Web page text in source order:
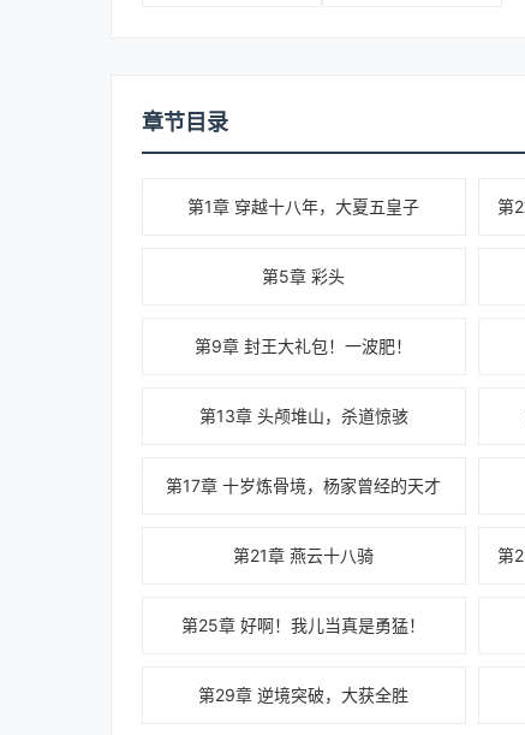
章节目录
第1章 穿越十八年，大夏五皇子
第5章 彩头
第9章 封王大礼包！一波肥！
第13章 头颅堆山，杀道惊骇
第17章 十岁炼骨境，杨家曾经的天才
第21章 燕云十八骑
第25章 好啊！我儿当真是勇猛！
第29章 逆境突破，大获全胜